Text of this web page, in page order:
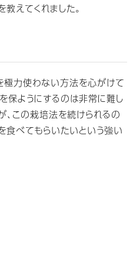
えてくれました。
力使わない方法を心がけて
保ようにするのは非常に難し
、この栽培法を続けられるの
食べてもらいたいという強い